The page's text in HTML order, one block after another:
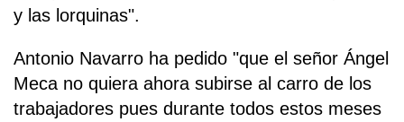
y las lorquinas".
Antonio Navarro ha pedido "que el señor Ángel
Meca no quiera ahora subirse al carro de los
trabajadores pues durante todos estos meses